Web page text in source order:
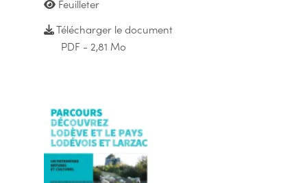
Feuilleter
Télécharger le document
PDF - 2,81 Mo